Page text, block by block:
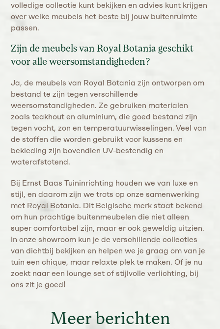
volledige collectie kunt bekijken en advies kunt krijgen
over welke meubels het beste bij jouw buitenruimte
passen​.
Zijn de meubels van Royal Botania geschikt
voor alle weersomstandigheden?
Ja, de meubels van Royal Botania zijn ontworpen om
bestand te zijn tegen verschillende
weersomstandigheden. Ze gebruiken materialen
zoals teakhout en aluminium, die goed bestand zijn
tegen vocht, zon en temperatuurwisselingen. Veel van
de stoffen die worden gebruikt voor kussens en
bekleding zijn bovendien UV-bestendig en
waterafstotend.
Bij Ernst Baas Tuininrichting houden we van luxe en
stijl, en daarom zijn we trots op onze samenwerking
met Royal Botania. Dit Belgische merk staat bekend
om hun prachtige buitenmeubelen die niet alleen
super comfortabel zijn, maar er ook geweldig uitzien.
In onze showroom kun je de verschillende collecties
van dichtbij bekijken en helpen we je graag om van je
tuin een chique, maar relaxte plek te maken. Of je nu
zoekt naar een lounge set of stijlvolle verlichting, bij
ons zit je goed!​
Meer berichten